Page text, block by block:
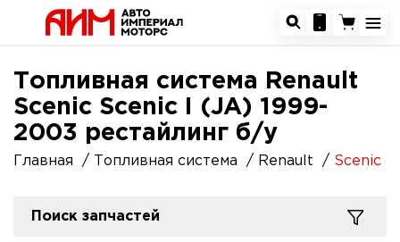
Топливная система Renault
Scenic Scenic I (JA) 1999-
2003 рестайлинг б/у
Главная Топливная система Renault Scenic
Поиск запчастей